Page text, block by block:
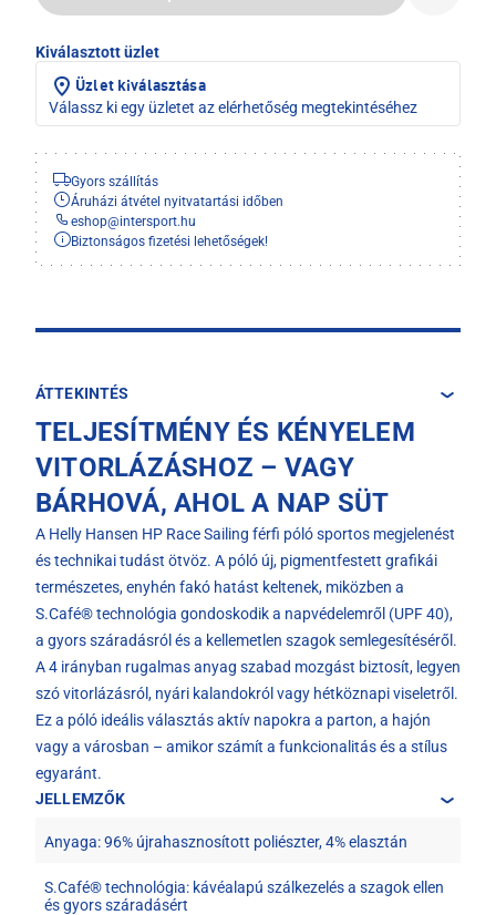
Kiválasztott üzlet
Üzlet kiválasztása
Válassz ki egy üzletet az elérhetőség megtekintéséhez
Gyors szállítás
Áruházi átvétel nyitvatartási időben
eshop@intersport.hu
Biztonságos fizetési lehetőségek!
ÁTTEKINTÉS
TELJESÍTMÉNY ÉS KÉNYELEM
VITORLÁZÁSHOZ – VAGY
BÁRHOVÁ, AHOL A NAP SÜT
A Helly Hansen HP Race Sailing férfi póló sportos megjelenést
és technikai tudást ötvöz. A póló új, pigmentfestett grafikái
természetes, enyhén fakó hatást keltenek, miközben a
S.Café® technológia gondoskodik a napvédelemről (UPF 40),
a gyors száradásról és a kellemetlen szagok semlegesítéséről.
A 4 irányban rugalmas anyag szabad mozgást biztosít, legyen
szó vitorlázásról, nyári kalandokról vagy hétköznapi viseletről.
Ez a póló ideális választás aktív napokra a parton, a hajón
vagy a városban – amikor számít a funkcionalitás és a stílus
egyaránt.
JELLEMZŐK
Anyaga: 96% újrahasznosított poliészter, 4% elasztán
S.Café® technológia: kávéalapú szálkezelés a szagok ellen
és gyors száradásért